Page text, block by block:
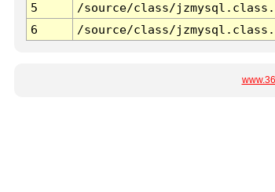
5
/source/class/
6
/source/class/